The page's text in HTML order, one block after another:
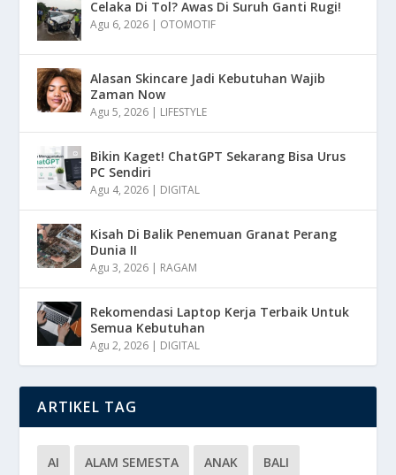
Celaka Di Tol? Awas Di Suruh Ganti Rugi!
Agu 6, 2026 OTOMOTIF
Alasan Skincare Jadi Kebutuhan Wajib
Zaman Now
Agu 5, 2026 LIFESTYLE
Bikin Kaget! ChatGPT Sekarang Bisa Urus
PC Sendiri
Agu 4, 2026 DIGITAL
Kisah Di Balik Penemuan Granat Perang
Dunia II
Agu 3, 2026 RAGAM
Rekomendasi Laptop Kerja Terbaik Untuk
Semua Kebutuhan
Agu 2, 2026 DIGITAL
ARTIKEL TAG
AI ALAM SEMESTA ANAK BALI